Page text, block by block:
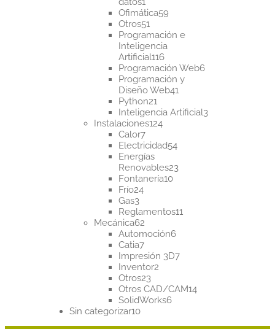
producto
Ofimática5959
Otros5151
productos
Programación e
Inteligencia
Artificial116116
productos
Programación Web66
Programación y
Diseño Web4141
Python2121
productos
Inteligencia Artificial33
Instalaciones124124
Calor77
productos
Electricidad5454
Energías
Renovables2323
Fontanería1010
Frío2424
Gas33
productos
Reglamentos1111
Mecánica6262
productos
Automoción66
Catia77
productos
Impresión 3D77
Inventor22
Otros2323
productos
Otros CAD/CAM1414
SolidWorks66
Sin categorizar1010